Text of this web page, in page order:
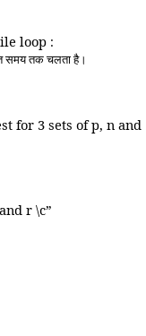
loop :
समय तक चलता है।
for 3 sets of p, n and
r \c”